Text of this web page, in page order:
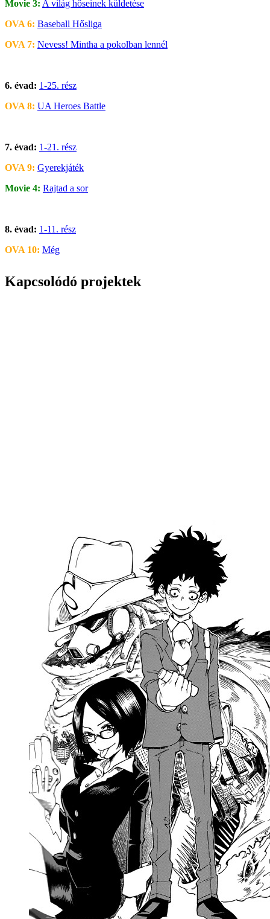
Movie 3: A világ hőseinek küldetése
OVA 6: Baseball Hősliga
OVA 7: Nevess! Mintha a pokolban lennél
6. évad: 1-25. rész
OVA 8: UA Heroes Battle
7. évad: 1-21. rész
OVA 9: Gyerekjáték
Movie 4: Rajtad a sor
8. évad: 1-11. rész
OVA 10: Még
Kapcsolódó projektek